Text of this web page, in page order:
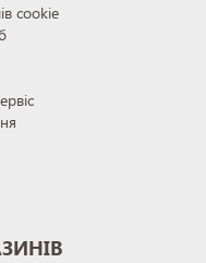
cookie